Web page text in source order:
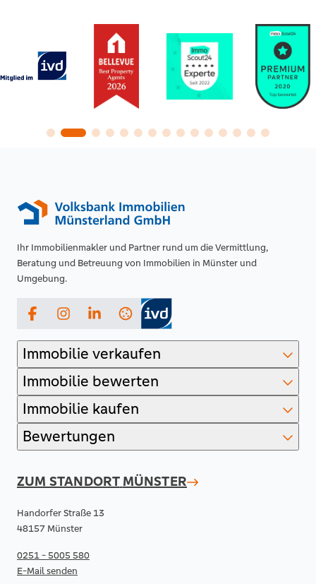
Ihr Immobilienmakler und Partner rund um die Vermittlung,
Beratung und Betreuung von Immobilien in Münster und
Umgebung.
FacebookInstagramLinkedIn
Immobilie verkaufen
Immobilie bewerten
Immobilie kaufen
Bewertungen
ZUM STANDORT MÜNSTER
Handorfer Straße 13
48157 Münster
0251 - 5005 580
E-Mail senden